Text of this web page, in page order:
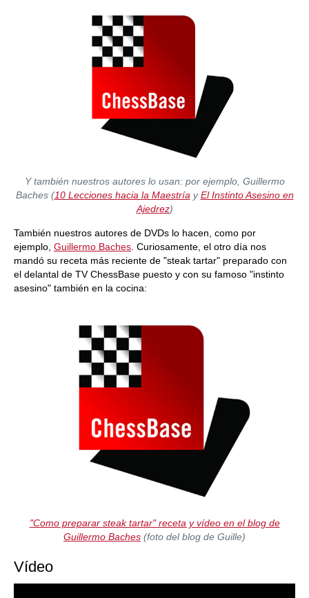
Y también nuestros autores lo usan: por ejemplo, Guillermo
Baches (10 Lecciones hacia la Maestría yEl Instinto Asesino en
Ajedrez)
También nuestros autores de DVDs lo hacen, como por
ejemplo, Guillermo Baches . Curiosamente, el otro día nos
mandó su receta más reciente de "steak tartar" preparado con
el delantal de TV ChessBase puesto y con su famoso "instinto
asesino" también en la cocina:
"Como preparar steak tartar" receta y vídeo en el blog de
Guillermo Baches (foto del blog de Guille)
Vídeo